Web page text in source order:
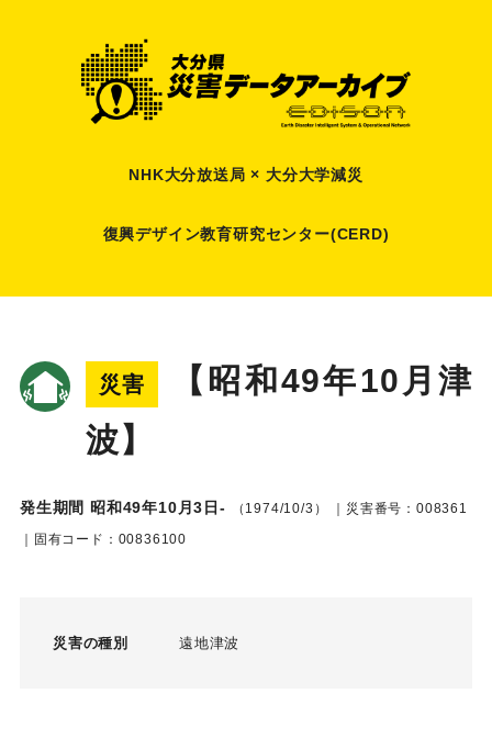
NHK大分放送局 × 大分大学減災
復興デザイン教育研究センター(CERD)
災害
【昭和49年10月津
波】
発生期間 昭和49年10月3日- （1974/10/3）
｜災害番号：008361
｜固有コード：00836100
災害の種別 遠地津波